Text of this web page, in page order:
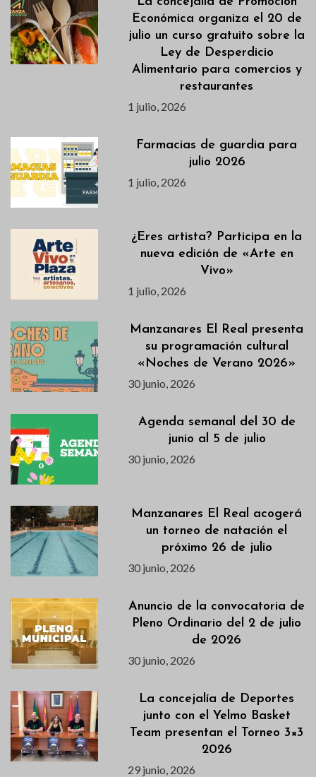
Económica organiza el 20 de
julio un curso gratuito sobre la
Ley de Desperdicio
Alimentario para comercios y
restaurantes
1 julio, 2026
Farmacias de guardia para
julio 2026
1 julio, 2026
¿Eres artista? Participa en la
nueva edición de «Arte en
Vivo»
1 julio, 2026
Manzanares El Real presenta
su programación cultural
«Noches de Verano 2026»
30 junio, 2026
Agenda semanal del 30 de
junio al 5 de julio
30 junio, 2026
Manzanares El Real acogerá
un torneo de natación el
próximo 26 de julio
30 junio, 2026
Anuncio de la convocatoria de
Pleno Ordinario del 2 de julio
de 2026
30 junio, 2026
La concejalía de Deportes
junto con el Yelmo Basket
Team presentan el Torneo 3×3
2026
29 junio, 2026